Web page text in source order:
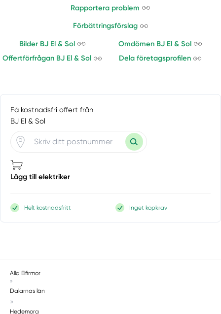
Rapportera problem
Förbättringsförslag
Bilder BJ El & Sol
Omdömen BJ El & Sol
Offertförfrågan BJ El & Sol
Dela företagsprofilen
Få kostnadsfri offert från
BJ El & Sol
Lägg till elektriker
Helt kostnadsfritt Inget köpkrav
Alla Elfirmor
»
Dalarnas län
»
Hedemora